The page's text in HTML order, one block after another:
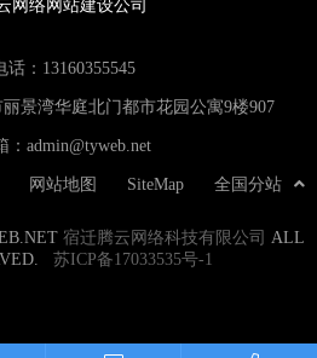
网络网站建设公司
话： 13160355545
景湾华庭北门都市花园公寓9楼907
： admin@tyweb.net
全国分站
SiteMap
网站地图
宿迁腾云网络科技有限公司
ALL
苏ICP备17033535号-1